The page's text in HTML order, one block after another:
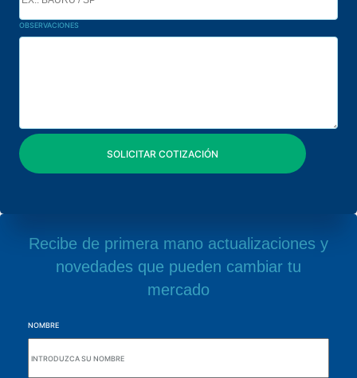
OBSERVACIONES
Recibe de primera mano actualizaciones y
novedades que pueden cambiar tu
mercado
NOMBRE